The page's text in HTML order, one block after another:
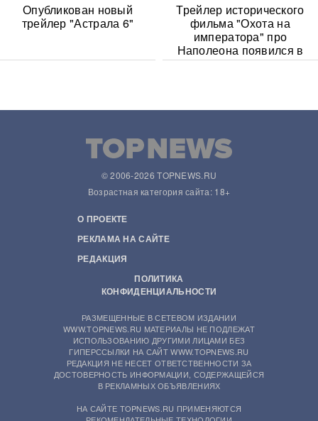
Опубликован новый
трейлер "Астрала 6"
Трейлер исторического
фильма "Охота на
императора" про
Наполеона появился в
Сети
© 2006-2026 TOPNEWS.RU
Возрастная категория сайта: 18+
О ПРОЕКТЕ
РЕКЛАМА НА САЙТЕ
РЕДАКЦИЯ
ПОЛИТИКА
КОНФИДЕНЦИАЛЬНОСТИ
РАЗМЕЩЕННЫЕ В СЕТЕВОМ ИЗДАНИИ
WWW.TOPNEWS.RU МАТЕРИАЛЫ НЕ ПОДЛЕЖАТ
ИСПОЛЬЗОВАНИЮ ДРУГИМИ ЛИЦАМИ БЕЗ
ГИПЕРССЫЛКИ НА САЙТ WWW.TOPNEWS.RU
РЕДАКЦИЯ НЕ НЕСЕТ ОТВЕТСТВЕННОСТИ ЗА
ДОСТОВЕРНОСТЬ ИНФОРМАЦИИ, СОДЕРЖАЩЕЙСЯ
В РЕКЛАМНЫХ ОБЪЯВЛЕНИЯХ
НА САЙТЕ TOPNEWS.RU ПРИМЕНЯЮТСЯ